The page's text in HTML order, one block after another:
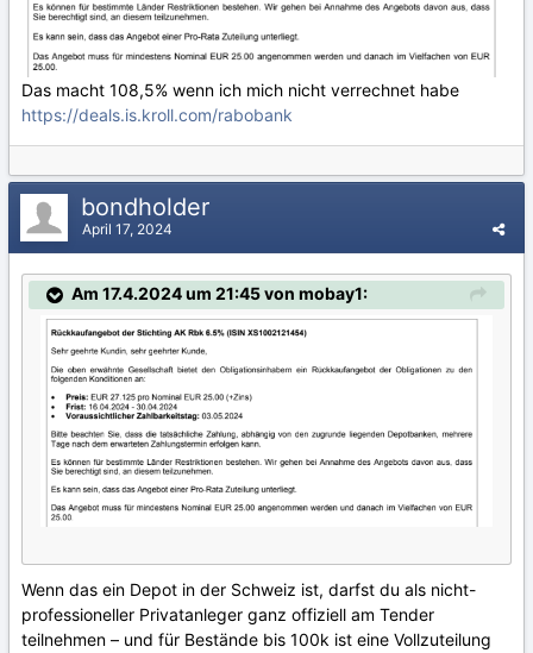
Das macht 108,5% wenn ich mich nicht verrechnet habe
https://deals.is.kroll.com/rabobank
bondholder
April 17, 2024
Am 17.4.2024 um 21:45 von mobay1:
Wenn das ein Depot in der Schweiz ist, darfst du als nicht-
professioneller Privatanleger ganz offiziell am Tender
teilnehmen – und für Bestände bis 100k ist eine Vollzuteilung